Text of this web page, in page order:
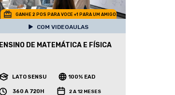
GANHE 2 POS PARA VOCE +1 PARA UM AMIGO
COM VIDEOAULAS
ENSINO DE MATEMÁTICA E FÍSICA
LATO SENSU 100% EAD
360 A 720H 2 A 12 MESES